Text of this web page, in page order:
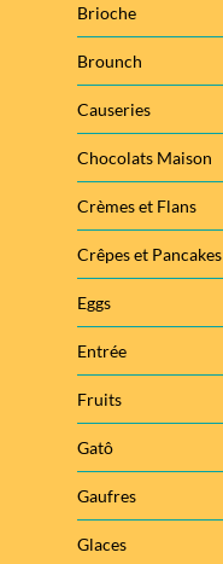
Brioche
Brounch
Causeries
Chocolats Maison
Crèmes et Flans
Crêpes et Pancakes
Eggs
Entrée
Fruits
Gatô
Gaufres
Glaces